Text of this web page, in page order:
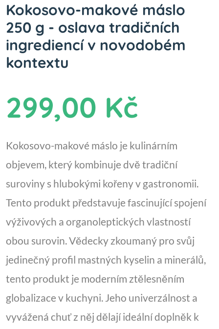
Kokosovo-makové máslo
250 g - oslava tradičních
ingrediencí v novodobém
kontextu
299,00 Kč
Kokosovo-makové máslo je kulinárním
objevem, který kombinuje dvě tradiční
suroviny s hlubokými kořeny v gastronomii.
Tento produkt představuje fascinující spojení
výživových a organoleptických vlastností
obou surovin. Vědecky zkoumaný pro svůj
jedinečný profil mastných kyselin a minerálů,
tento produkt je moderním ztělesněním
globalizace v kuchyni. Jeho univerzálnost a
vyvážená chuť z něj dělají ideální doplněk k